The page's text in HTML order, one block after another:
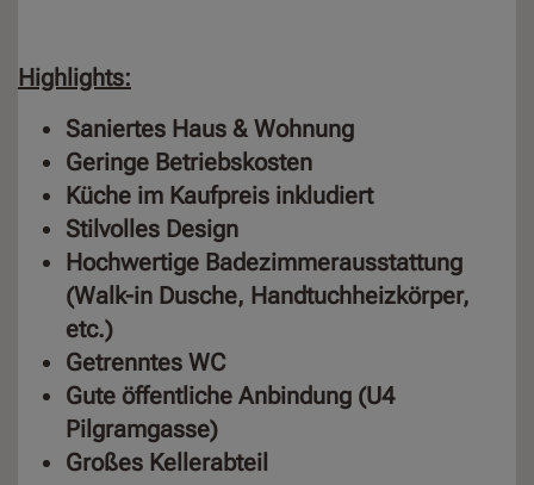
Highlights:
Saniertes Haus & Wohnung
Geringe Betriebskosten
Küche im Kaufpreis inkludiert
Stilvolles Design
Hochwertige Badezimmerausstattung
(Walk-in Dusche, Handtuchheizkörper,
etc.)
Getrenntes WC
Gute öffentliche Anbindung (U4
Pilgramgasse)
Großes Kellerabteil